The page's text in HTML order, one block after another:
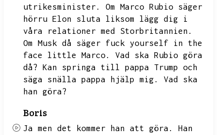
utrikesminister.
Om Marco Rubio säger
hörru Elon sluta liksom lägg dig i
våra relationer med Storbritannien.
Om Musk då säger fuck yourself in the
face little Marco.
Vad ska Rubio göra
då? Kan springa till pappa Trump och
säga snälla pappa hjälp mig.
Vad ska
han göra?
Boris
Ja men det kommer han att göra.
Han